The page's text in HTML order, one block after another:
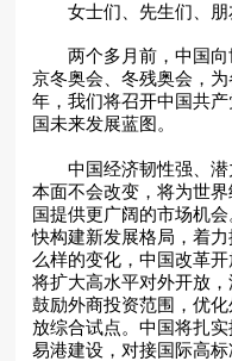
女士们、先生们、朋
两个多月前，中国
京冬奥会、冬残奥会，
年，我们将召开中国共
国未来发展蓝图。
中国经济韧性强、
本面不会改变，将为世
国提供更广阔的市场机
快构建新发展格局，着
么样的变化，中国改革
将扩大高水平对外开放
鼓励外商投资范围，优
放综合试点。中国将扎
易港建设，对接国际高